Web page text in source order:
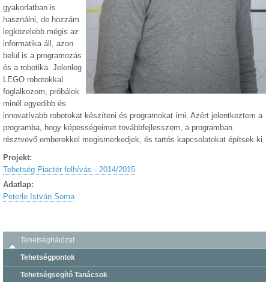
gyakorlatban is
használni, de hozzám
legközelebb mégis az
informatika áll, azon
belül is a programozás
és a robotika. Jelenleg
LEGO robotokkal
foglalkozom, próbálok
minél egyedibb és
innovatívabb robotokat készíteni és programokat írni. Azért jelentkeztem a
programba, hogy képességeimet továbbfejlesszem, a programban
résztvevő emberekkel megismerkedjek, és tartós kapcsolatokat építsek ki.
Projekt:
Tehetség Piactér felhívás - 2014/2015
Adatlap:
Peterle István Soma
Tehetséghálózat
Tehetségpontok
Tehetségsegítő Tanácsok